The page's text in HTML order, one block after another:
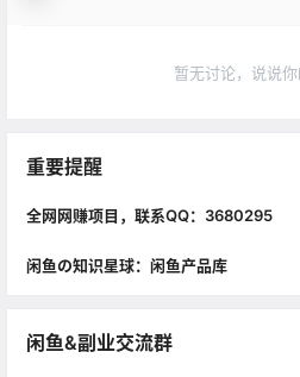
暂无讨论，说说
重要提醒
全网网赚项目，联系QQ：3680295
闲鱼の知识星球：闲鱼产品库
闲鱼&副业交流群